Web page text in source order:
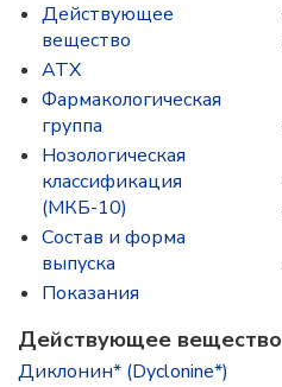
Действующее
вещество
ATX
Фармакологическая
группа
Нозологическая
классификация
(МКБ-10)
Состав и форма
выпускa
Показания
Действующее вещество
Диклонин* (Dyclonine*)